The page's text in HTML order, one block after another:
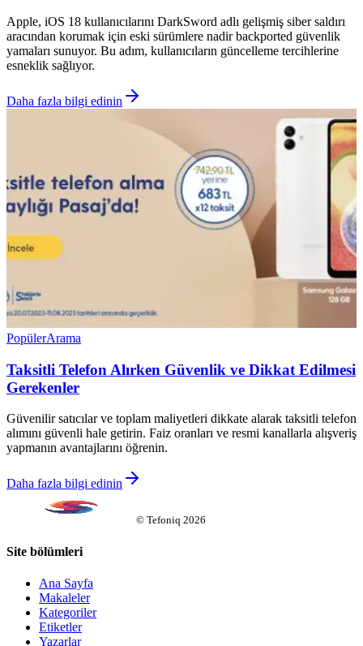
Apple, iOS 18 kullanıcılarını DarkSword adlı gelişmiş siber saldırı
aracından korumak için eski sürümlere nadir backported güvenlik
yamaları sunuyor. Bu adım, kullanıcıların güncelleme tercihlerine
esneklik sağlıyor.
Daha fazla bilgi edinin
PopülerArama
Taksitli Telefon Alırken Güvenlik ve Dikkat Edilmesi
Gerekenler
Güvenilir satıcılar ve toplam maliyetleri dikkate alarak taksitli telefon
alımını güvenli hale getirin. Faiz oranları ve resmi kanallarla alışveriş
yapmanın avantajlarını öğrenin.
Daha fazla bilgi edinin
© Tefoniq 2026
Site bölümleri
Ana Sayfa
Makaleler
Kategoriler
Etiketler
Yazarlar